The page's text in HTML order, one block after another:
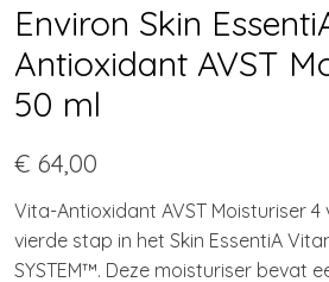
Environ Skin
Antioxidant AVST
50 ml
€ 64,00
Vita-Antioxidant AVST Moisturiser 4
vierde stap in het Skin EssentiA
SYSTEM™. Deze moisturiser bevat